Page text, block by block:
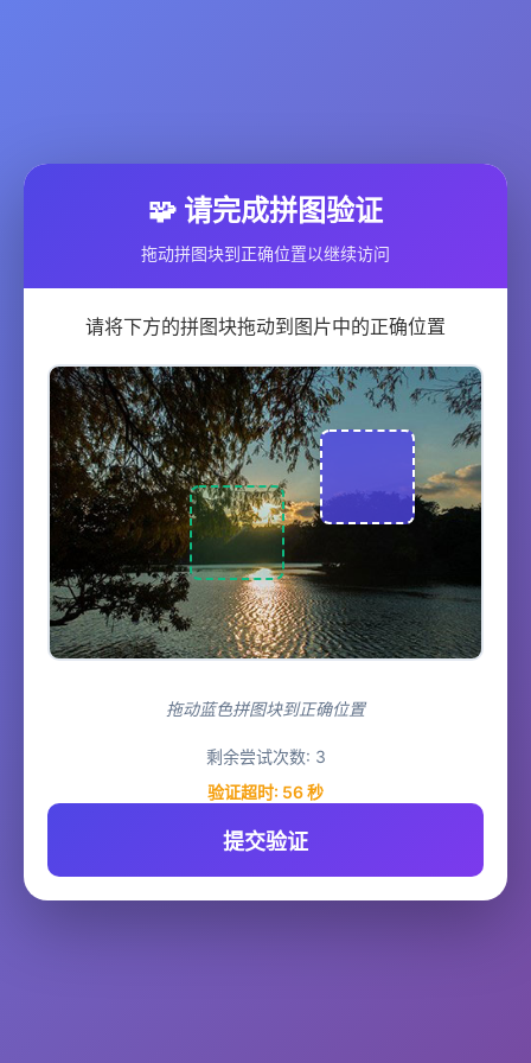
🧩 请完成拼图验证
拖动拼图块到正确位置以继续访问
请将下方的拼图块拖动到图片中的正确位置
拖动蓝色拼图块到正确位置
剩余尝试次数: 3
验证超时: 56秒
提交验证